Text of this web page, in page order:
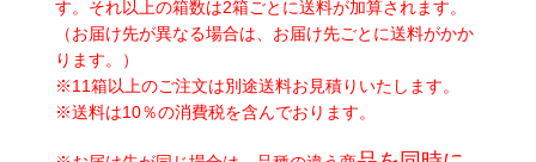
す。それ以上の箱数は2箱ごとに送料が加算されます。
（お届け先が異なる場合は、お届け先ごとに送料がかか
ります。）
※11箱以上のご注文は別途送料お見積りいたします。
※送料は10％の消費税を含んでおります。